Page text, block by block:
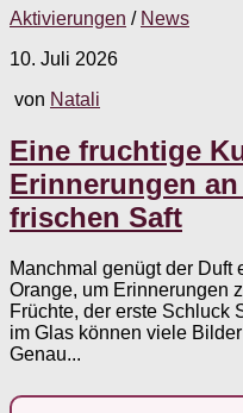
Aktivierungen / News
10. Juli 2026
von Natali
Eine fruchtige
Erinnerungen
frischen Saft
Manchmal genügt der Duft
Orange, um Erinnerungen
Früchte, der erste Schluck
im Glas können viele
Genau...